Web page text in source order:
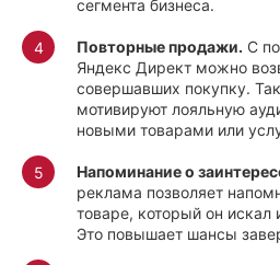
сегмента бизнеса.
Повторные продажи. С
Яндекс Директ можно
совершавших покупку.
мотивируют лояльную
новыми товарами или
Напоминание о
реклама позволяет
товаре, который он искал
Это повышает шансы